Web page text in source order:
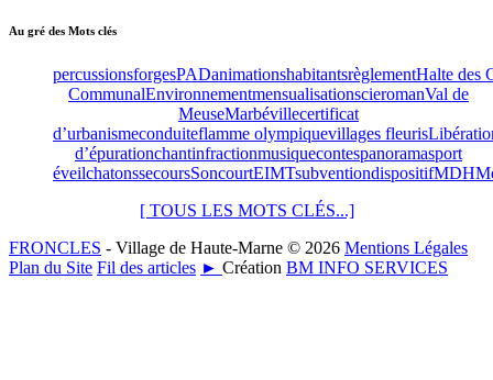
Au gré des Mots clés
percussionsforgesPADanimationshabitantsrèglementHalte des
CommunalEnvironnementmensualisationscieromanVal de
MeuseMarbévillecertificat
d’urbanismeconduiteflamme olympiquevillages fleuris
d’épurationchantinfractionmusiquecontespanoramasport
éveilchatonssecoursSoncourtEIMTsubventiondispositifMDHM
[ TOUS LES MOTS CLÉS...]
FRONCLES - Village de Haute-Marne © 2026 Mentions Légales
Plan du Site Fil des articles ► Création BM INFO SERVICES